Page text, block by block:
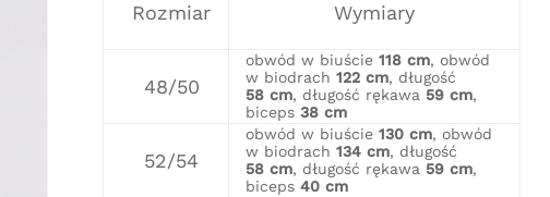
Rozmiar Wymiary
48/50
obwód w biuście 118 cm, obwód
w biodrach 122 cm, długość
58 cm, długość rękawa 59 cm,
biceps 38 cm
52/54
obwód w biuście 130 cm, obwód
w biodrach 134 cm, długość
58 cm, długość rękawa 59 cm,
biceps 40 cm